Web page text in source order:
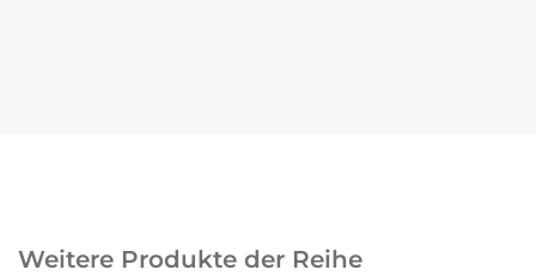
Weitere Produkte der Reihe